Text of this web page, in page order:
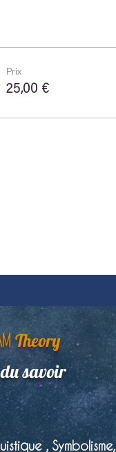
Prix
25,00 €
Theory
savoir
, Symbolisme,